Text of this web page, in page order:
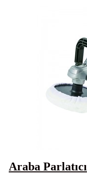
Araba Parlatıcı